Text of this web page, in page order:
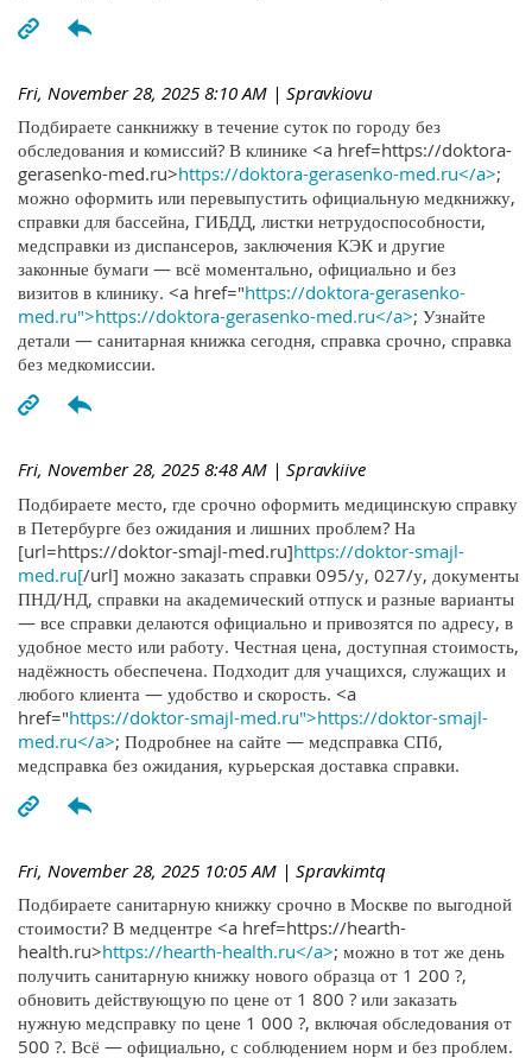
Fri, November 28, 2025 8:10 AM | Spravkiovu
Подбираете санкнижку в течение суток по городу без
обследования и комиссий? В клинике <a href=https://doktora-
gerasenko-med.ru>https://doktora-gerasenko-med.ru</a>;
можно оформить или перевыпустить официальную медкнижку,
справки для бассейна, ГИБДД, листки нетрудоспособности,
медсправки из диспансеров, заключения КЭК и другие
законные бумаги — всё моментально, официально и без
визитов в клинику. <a href="https://doktora-gerasenko-
med.ru">https://doktora-gerasenko-med.ru</a>; Узнайте
детали — санитарная книжка сегодня, справка срочно, справка
без медкомиссии.
Fri, November 28, 2025 8:48 AM | Spravkiive
Подбираете место, где срочно оформить медицинскую справку
в Петербурге без ожидания и лишних проблем? На
[url=https://doktor-smajl-med.ru]https://doktor-smajl-
med.ru[/url] можно заказать справки 095/у, 027/у, документы
ПНД/НД, справки на академический отпуск и разные варианты
— все справки делаются официально и привозятся по адресу, в
удобное место или работу. Честная цена, доступная стоимость,
надёжность обеспечена. Подходит для учащихся, служащих и
любого клиента — удобство и скорость. <a
href="https://doktor-smajl-med.ru">https://doktor-smajl-
med.ru</a>; Подробнее на сайте — медсправка СПб,
медсправка без ожидания, курьерская доставка справки.
Fri, November 28, 2025 10:05 AM | Spravkimtq
Подбираете санитарную книжку срочно в Москве по выгодной
стоимости? В медцентре <a href=https://hearth-
health.ru>https://hearth-health.ru</a>; можно в тот же день
получить санитарную книжку нового образца от 1 200 ?,
обновить действующую по цене от 1 800 ? или заказать
нужную медсправку по цене 1 000 ?, включая обследования от
500 ?. Всё — официально, с соблюдением норм и без проблем.